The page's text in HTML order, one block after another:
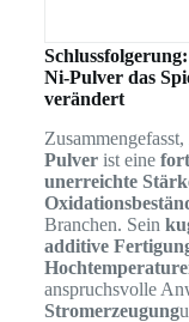
Ni-Pulver das
verändert
Zusammengefasst,
Pulverist eine
unerreichte
Branchen. Sein
additive
anspruchsvolle
Stromerzeugung